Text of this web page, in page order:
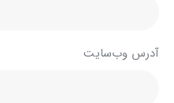
آدرس وب‌سایت